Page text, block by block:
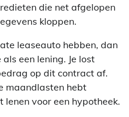
die net afgelopen
kloppen.
leaseauto hebben, dan
een lening. Je lost
op dit contract af.
maandlasten hebt
voor een hypotheek.